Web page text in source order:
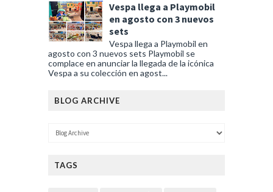
Vespa llega a Playmobil
en agosto con 3 nuevos
sets
Vespa llega a Playmobil en
agosto con 3 nuevos sets Playmobil se
complace en anunciar la llegada de la icónica
Vespa a su colección en agost...
BLOG ARCHIVE
TAGS